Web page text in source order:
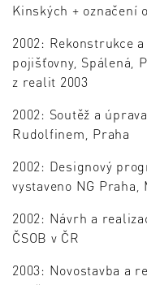
Kinských + označení
2002: Rekonstrukce
pojišťovny, Spálená,
z realit 2003
2002: Soutěž a
Rudolfinem, Praha
2002: Designový
vystaveno NG Praha,
2002: Návrh a
ČSOB v ČR
2003: Novostavba a